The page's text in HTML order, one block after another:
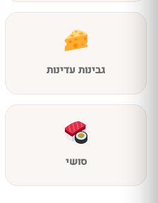
גבינות עדינות
סושי